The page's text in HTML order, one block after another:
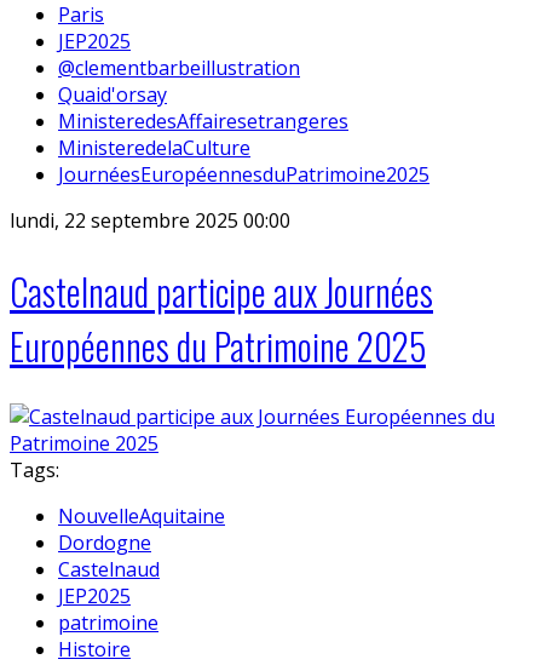
Paris
JEP2025
@clementbarbeillustration
Quaid'orsay
MinisteredesAffairesetrangeres
MinisteredelaCulture
JournéesEuropéennesduPatrimoine2025
lundi, 22 septembre 2025 00:00
Castelnaud participe aux Journées
Européennes du Patrimoine 2025
Tags:
NouvelleAquitaine
Dordogne
Castelnaud
JEP2025
patrimoine
Histoire